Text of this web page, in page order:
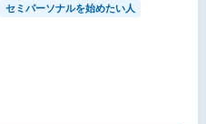
セミパーソナルを始めたい人